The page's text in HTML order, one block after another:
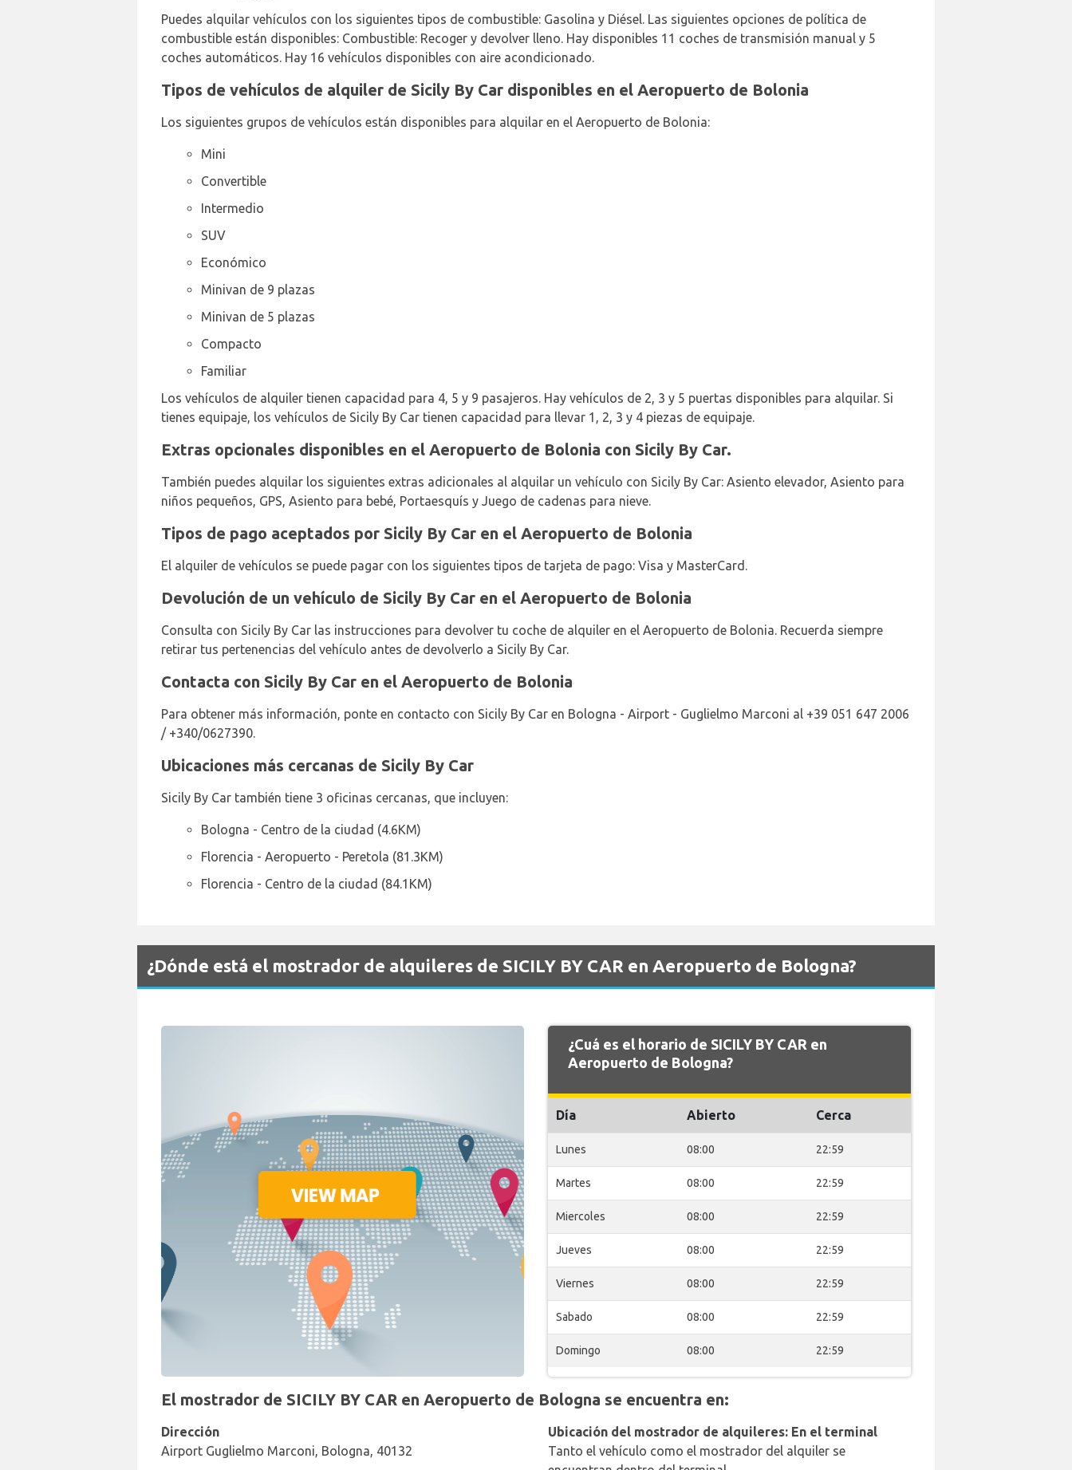
Puedes alquilar vehículos con los siguientes tipos de combustible: Gasolina y Diésel. Las siguientes opciones de política de
combustible están disponibles: Combustible: Recoger y devolver lleno. Hay disponibles 11 coches de transmisión manual y 5
coches automáticos. Hay 16 vehículos disponibles con aire acondicionado.
Tipos de vehículos de alquiler de Sicily By Car disponibles en el Aeropuerto de Bolonia
Los siguientes grupos de vehículos están disponibles para alquilar en el Aeropuerto de Bolonia:
Mini
Convertible
Intermedio
SUV
Económico
Minivan de 9 plazas
Minivan de 5 plazas
Compacto
Familiar
Los vehículos de alquiler tienen capacidad para 4, 5 y 9 pasajeros. Hay vehículos de 2, 3 y 5 puertas disponibles para alquilar. Si
tienes equipaje, los vehículos de Sicily By Car tienen capacidad para llevar 1, 2, 3 y 4 piezas de equipaje.
Extras opcionales disponibles en el Aeropuerto de Bolonia con Sicily By Car.
También puedes alquilar los siguientes extras adicionales al alquilar un vehículo con Sicily By Car: Asiento elevador, Asiento para
niños pequeños, GPS, Asiento para bebé, Portaesquís y Juego de cadenas para nieve.
Tipos de pago aceptados por Sicily By Car en el Aeropuerto de Bolonia
El alquiler de vehículos se puede pagar con los siguientes tipos de tarjeta de pago: Visa y MasterCard.
Devolución de un vehículo de Sicily By Car en el Aeropuerto de Bolonia
Consulta con Sicily By Car las instrucciones para devolver tu coche de alquiler en el Aeropuerto de Bolonia. Recuerda siempre
retirar tus pertenencias del vehículo antes de devolverlo a Sicily By Car.
Contacta con Sicily By Car en el Aeropuerto de Bolonia
Para obtener más información, ponte en contacto con Sicily By Car en Bologna - Airport - Guglielmo Marconi al +39 051 647 2006
/ +340/0627390.
Ubicaciones más cercanas de Sicily By Car
Sicily By Car también tiene 3 oficinas cercanas, que incluyen:
Bologna - Centro de la ciudad (4.6KM)
Florencia - Aeropuerto - Peretola (81.3KM)
Florencia - Centro de la ciudad (84.1KM)
¿Dónde está el mostrador de alquileres de SICILY BY CAR en Aeropuerto de Bologna?
¿Cuá es el horario de SICILY BY CAR en
Aeropuerto de Bologna?
Día Abierto Cerca
Lunes 08:00 22:59
Martes 08:00 22:59
Miercoles 08:00 22:59
Jueves 08:00 22:59
Viernes 08:00 22:59
Sabado 08:00 22:59
Domingo 08:00 22:59
El mostrador de SICILY BY CAR en Aeropuerto de Bologna se encuentra en:
Dirección
Airport Guglielmo Marconi, Bologna, 40132
Ubicación del mostrador de alquileres: En el terminal
Tanto el vehículo como el mostrador del alquiler se